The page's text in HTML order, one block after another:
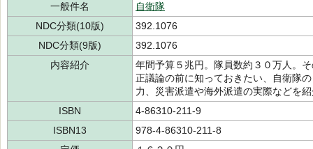
一般件名
自衛隊
NDC分類(10版)
392.1076
NDC分類(9版)
392.1076
内容紹介
年間予算５兆円。隊員数約３０万人。
正議論の前に知っておきたい、自衛隊
力、災害派遣や海外派遣の実際などを
ISBN
4-86310-211-9
ISBN13
978-4-86310-211-8